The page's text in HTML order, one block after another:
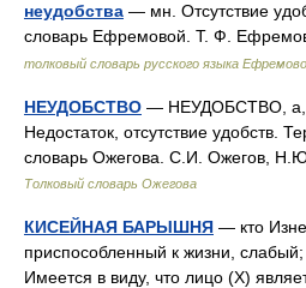
неудобства — мн. Отсутствие
словарь Ефремовой. Т. Ф.
толковый словарь русского языка
НЕУДОБСТВО — НЕУДОБСТВО, а,
Недостаток, отсутствие удобств.
словарь Ожегова. С.И. Ожегов,
Толковый словарь Ожегова
КИСЕЙНАЯ БАРЫШНЯ — кто
приспособленный к жизни,
Имеется в виду, что лицо (Х)